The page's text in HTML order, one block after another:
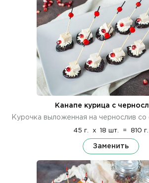
Канапе курица с
Курочка выложенная на чернослив
45 г. x 18 шт. = 810 г.
Заменить